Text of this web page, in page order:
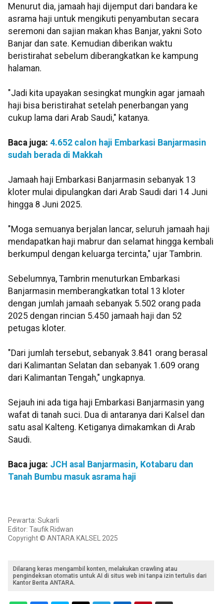
Menurut dia, jamaah haji dijemput dari bandara ke
asrama haji untuk mengikuti penyambutan secara
seremoni dan sajian makan khas Banjar, yakni Soto
Banjar dan sate. Kemudian diberikan waktu
beristirahat sebelum diberangkatkan ke kampung
halaman.
"Jadi kita upayakan sesingkat mungkin agar jamaah
haji bisa beristirahat setelah penerbangan yang
cukup lama dari Arab Saudi," katanya.
Baca juga: 4.652 calon haji Embarkasi Banjarmasin
sudah berada di Makkah
Jamaah haji Embarkasi Banjarmasin sebanyak 13
kloter mulai dipulangkan dari Arab Saudi dari 14 Juni
hingga 8 Juni 2025.
"Moga semuanya berjalan lancar, seluruh jamaah haji
mendapatkan haji mabrur dan selamat hingga kembali
berkumpul dengan keluarga tercinta," ujar Tambrin.
Sebelumnya, Tambrin menuturkan Embarkasi
Banjarmasin memberangkatkan total 13 kloter
dengan jumlah jamaah sebanyak 5.502 orang pada
2025 dengan rincian 5.450 jamaah haji dan 52
petugas kloter.
"Dari jumlah tersebut, sebanyak 3.841 orang berasal
dari Kalimantan Selatan dan sebanyak 1.609 orang
dari Kalimantan Tengah," ungkapnya.
Sejauh ini ada tiga haji Embarkasi Banjarmasin yang
wafat di tanah suci. Dua di antaranya dari Kalsel dan
satu asal Kalteng. Ketiganya dimakamkan di Arab
Saudi.
Baca juga: JCH asal Banjarmasin, Kotabaru dan
Tanah Bumbu masuk asrama haji
Pewarta: Sukarli
Editor: Taufik Ridwan
Copyright © ANTARA KALSEL 2025
Dilarang keras mengambil konten, melakukan crawling atau
pengindeksan otomatis untuk AI di situs web ini tanpa izin tertulis dari
Kantor Berita ANTARA.